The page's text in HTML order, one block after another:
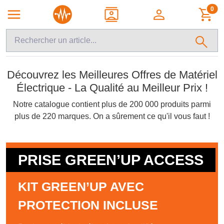
0
Découvrez les Meilleures Offres de Matériel
Électrique - La Qualité au Meilleur Prix !
Notre catalogue contient plus de 200 000 produits parmi
plus de 220 marques. On a sûrement ce qu'il vous faut !
MICRO MODULES SOMFY
IZYMO
PILOTEZ PLUS FACILEMENT
PRISE GREEN’UP ACCESS
KIT GREEN’UP AVEC
PROTECTION INCLUSE
PROMO ÉCLAIRAGE
SYLVANIA
HUBLOTS, SPOTS,
HAGER ESSENSYA, LE BON
PRIX
GAINES ICTA EN
COURONNE 25 M